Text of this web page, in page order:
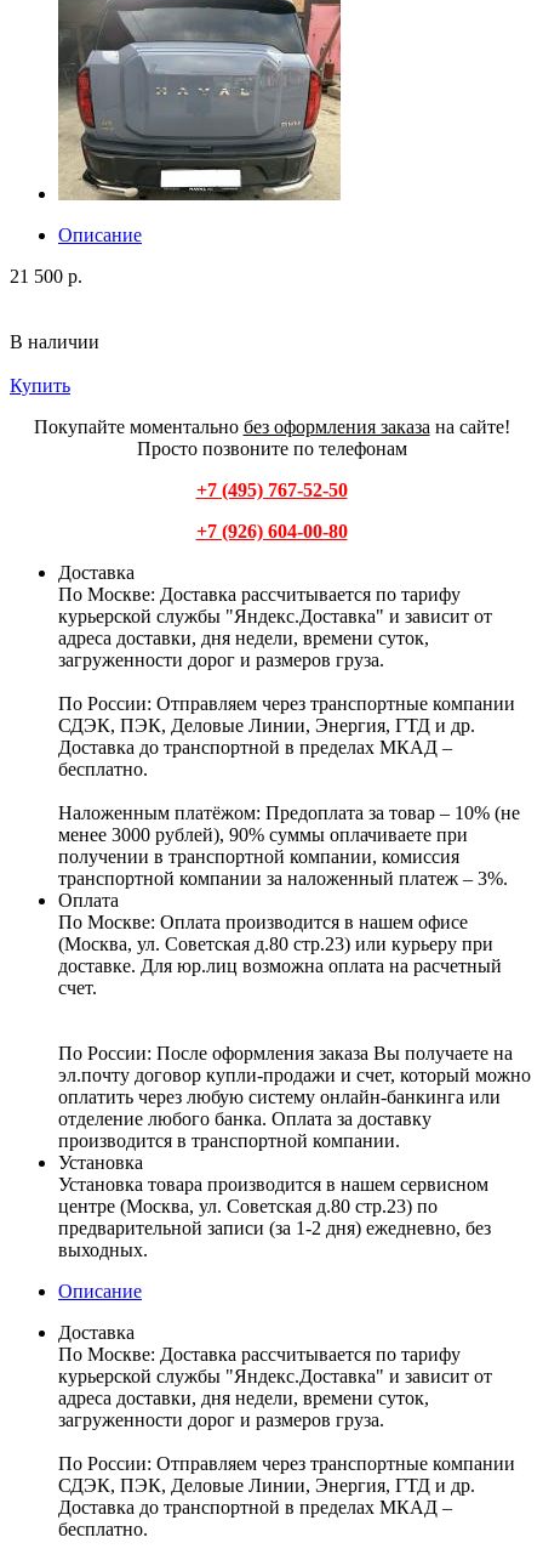
Описание
21 500 р.
В наличии
Купить
Покупайте моментально без оформления заказа на сайте!
Просто позвоните по телефонам
+7 (495) 767-52-50
+7 (926) 604-00-80
Доставка
По Москве: Доставка рассчитывается по тарифу
курьерской службы "Яндекс.Доставка" и зависит от
адреса доставки, дня недели, времени суток,
загруженности дорог и размеров груза.
По России: Отправляем через транспортные компании
СДЭК, ПЭК, Деловые Линии, Энергия, ГТД и др.
Доставка до транспортной в пределах МКАД –
бесплатно.
Наложенным платёжом: Предоплата за товар – 10% (не
менее 3000 рублей), 90% суммы оплачиваете при
получении в транспортной компании, комиссия
транспортной компании за наложенный платеж – 3%.
Оплата
По Москве: Оплата производится в нашем офисе
(Москва, ул. Советская д.80 стр.23) или курьеру при
доставке. Для юр.лиц возможна оплата на расчетный
счет.
По России: После оформления заказа Вы получаете на
эл.почту договор купли-продажи и счет, который можно
оплатить через любую систему онлайн-банкинга или
отделение любого банка. Оплата за доставку
производится в транспортной компании.
Установка
Установка товара производится в нашем сервисном
центре (Москва, ул. Советская д.80 стр.23) по
предварительной записи (за 1-2 дня) ежедневно, без
выходных.
Описание
Доставка
По Москве: Доставка рассчитывается по тарифу
курьерской службы "Яндекс.Доставка" и зависит от
адреса доставки, дня недели, времени суток,
загруженности дорог и размеров груза.
По России: Отправляем через транспортные компании
СДЭК, ПЭК, Деловые Линии, Энергия, ГТД и др.
Доставка до транспортной в пределах МКАД –
бесплатно.